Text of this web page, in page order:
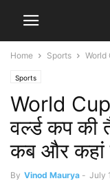
Home Sports World
Sports
World Cup
वर्ल्ड कप की
कब और
By Vinod Maurya - July